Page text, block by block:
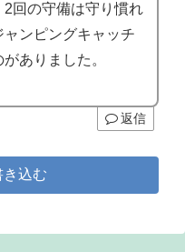
回の守備は守り慣れ
ンピングキャッチ
ありました。
返信
き込む